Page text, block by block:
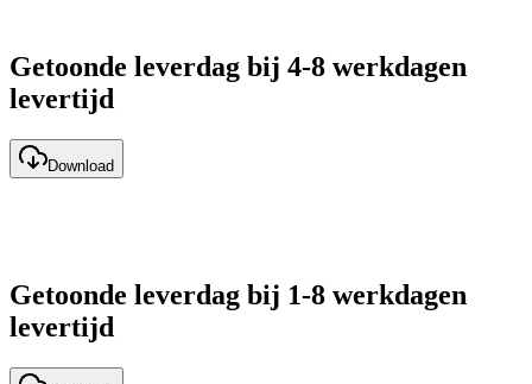
Getoonde leverdag bij 4-8 werkdagen
levertijd
Download
Getoonde leverdag bij 1-8 werkdagen
levertijd